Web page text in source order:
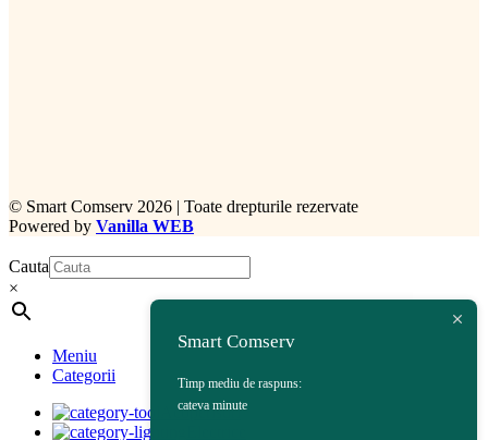
© Smart Comserv 2026 | Toate drepturile rezervate
Powered by Vanilla WEB
Cauta
×
Meniu
Categorii
Acoperisuri
Smart Comserv
Timp mediu de raspuns:
cateva minute